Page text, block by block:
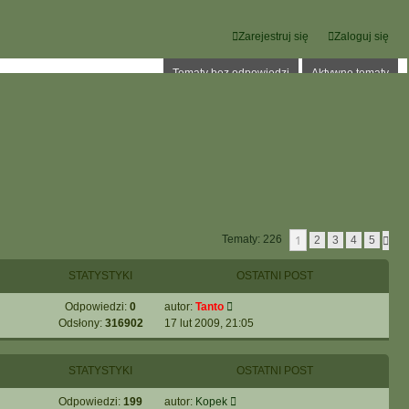
Zaloguj się
Zarejestruj się
Tematy bez odpowiedzi Aktywne tematy
Tematy: 226 1 2 3 4 5
STATYSTYKI OSTATNI POST
Odpowiedzi: 0
Odsłony: 316902
autor: Tanto
17 lut 2009, 21:05
STATYSTYKI OSTATNI POST
Odpowiedzi: 199
autor: Kopek